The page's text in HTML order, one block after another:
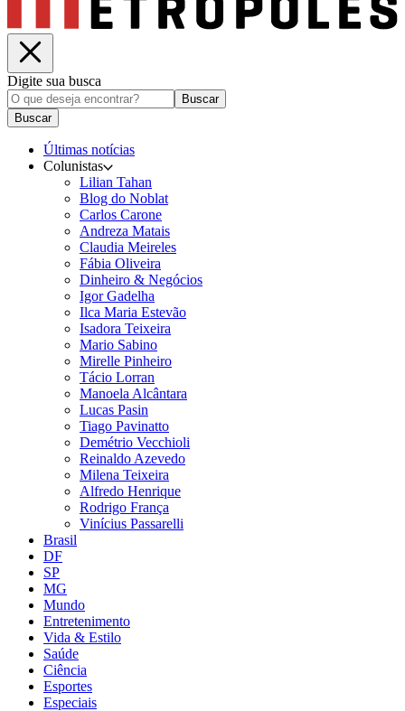
Digite sua busca
Buscar
Buscar
Últimas notícias
Colunistas
Lilian Tahan
Blog do Noblat
Carlos Carone
Andreza Matais
Claudia Meireles
Fábia Oliveira
Dinheiro & Negócios
Igor Gadelha
Ilca Maria Estevão
Isadora Teixeira
Mario Sabino
Mirelle Pinheiro
Tácio Lorran
Manoela Alcântara
Lucas Pasin
Tiago Pavinatto
Demétrio Vecchioli
Reinaldo Azevedo
Milena Teixeira
Alfredo Henrique
Rodrigo França
Vinícius Passarelli
Brasil
DF
SP
MG
Mundo
Entretenimento
Vida & Estilo
Saúde
Ciência
Esportes
Especiais